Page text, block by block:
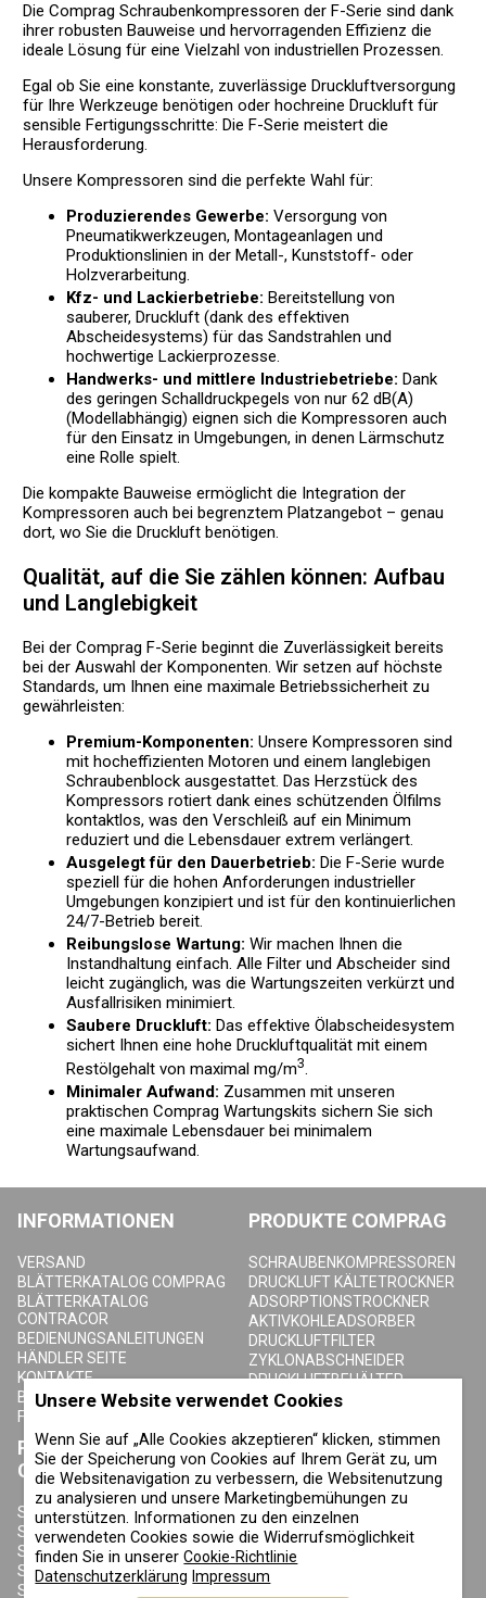
Die Comprag Schraubenkompressoren der F-Serie sind dank
ihrer robusten Bauweise und hervorragenden Effizienz die
ideale Lösung für eine Vielzahl von industriellen Prozessen.
Egal ob Sie eine konstante, zuverlässige Druckluftversorgung
für Ihre Werkzeuge benötigen oder hochreine Druckluft für
sensible Fertigungsschritte: Die F-Serie meistert die
Herausforderung.
Unsere Kompressoren sind die perfekte Wahl für:
Produzierendes Gewerbe: Versorgung von
Pneumatikwerkzeugen, Montageanlagen und
Produktionslinien in der Metall-, Kunststoff- oder
Holzverarbeitung.
Kfz- und Lackierbetriebe: Bereitstellung von
sauberer, Druckluft (dank des effektiven
Abscheidesystems) für das Sandstrahlen und
hochwertige Lackierprozesse.
Handwerks- und mittlere Industriebetriebe: Dank
des geringen Schalldruckpegels von nur 62 dB(A)
(Modellabhängig) eignen sich die Kompressoren auch
für den Einsatz in Umgebungen, in denen Lärmschutz
eine Rolle spielt.
Die kompakte Bauweise ermöglicht die Integration der
Kompressoren auch bei begrenztem Platzangebot – genau
dort, wo Sie die Druckluft benötigen.
Qualität, auf die Sie zählen können: Aufbau
und Langlebigkeit
Bei der Comprag F-Serie beginnt die Zuverlässigkeit bereits
bei der Auswahl der Komponenten. Wir setzen auf höchste
Standards, um Ihnen eine maximale Betriebssicherheit zu
gewährleisten:
Premium-Komponenten: Unsere Kompressoren sind
mit hocheffizienten Motoren und einem langlebigen
Schraubenblock ausgestattet. Das Herzstück des
Kompressors rotiert dank eines schützenden Ölfilms
kontaktlos, was den Verschleiß auf ein Minimum
reduziert und die Lebensdauer extrem verlängert.
Ausgelegt für den Dauerbetrieb: Die F-Serie wurde
speziell für die hohen Anforderungen industrieller
Umgebungen konzipiert und ist für den kontinuierlichen
24/7-Betrieb bereit.
Reibungslose Wartung: Wir machen Ihnen die
Instandhaltung einfach. Alle Filter und Abscheider sind
leicht zugänglich, was die Wartungszeiten verkürzt und
Ausfallrisiken minimiert.
Saubere Druckluft: Das effektive Ölabscheidesystem
sichert Ihnen eine hohe Druckluftqualität mit einem
Restölgehalt von maximal mg/m3.
Minimaler Aufwand: Zusammen mit unseren
praktischen Comprag Wartungskits sichern Sie sich
eine maximale Lebensdauer bei minimalem
Wartungsaufwand.
INFORMATIONEN
VERSAND
BLÄTTERKATALOG COMPRAG
BLÄTTERKATALOG
CONTRACOR
BEDIENUNGSANLEITUNGEN
HÄNDLER SEITE
KONTAKTE
BLOG
FAQ
PRODUKTE COMPRAG
SCHRAUBENKOMPRESSOREN
DRUCKLUFT KÄLTETROCKNER
ADSORPTIONSTROCKNER
AKTIVKOHLEADSORBER
DRUCKLUFTFILTER
ZYKLONABSCHNEIDER
DRUCKLUFTBEHÄLTER
KONDENSAT-ABLASSVENTILE
PRODUKTE
CONTRACOR
SANDSTRAHLGERÄTE
SANDSTRAHLHELME
SANDSTRAHLANZÜGE
SANDSTRAHLDÜSEN
SANDSTRAHLSCHLAUCH
ÜBER COMPRAG
ÜBER UNS
URHEBERRECHT, MARKEN UND
SONSTIGE RECHTE
DATENSCHUTZERKLÄRUNG
COOKIE-RICHTLINIE
IMPRESSUM
Unsere Website verwendet Cookies
Wenn Sie auf „Alle Cookies akzeptieren“ klicken, stimmen
Sie der Speicherung von Cookies auf Ihrem Gerät zu, um
die Websitenavigation zu verbessern, die Websitenutzung
zu analysieren und unsere Marketingbemühungen zu
unterstützen. Informationen zu den einzelnen
verwendeten Cookies sowie die Widerrufsmöglichkeit
finden Sie in unsererCookie-Richtlinie
Datenschutzerklärung Impressum